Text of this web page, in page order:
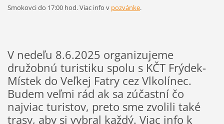
Smokovci do 17:00 hod. Viac info v pozvánke.
V nedeľu 8.6.2025 organizujeme
družobnú turistiku spolu s KČT Frýdek-
Místek do Veľkej Fatry cez Vlkolínec.
Budem veľmi rád ak sa zúčastní čo
najviac turistov, preto sme zvolili také
trasy, aby si vybral každý. Viac info k